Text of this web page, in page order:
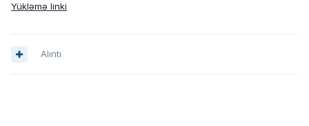
Yükləmə linki
Alıntı